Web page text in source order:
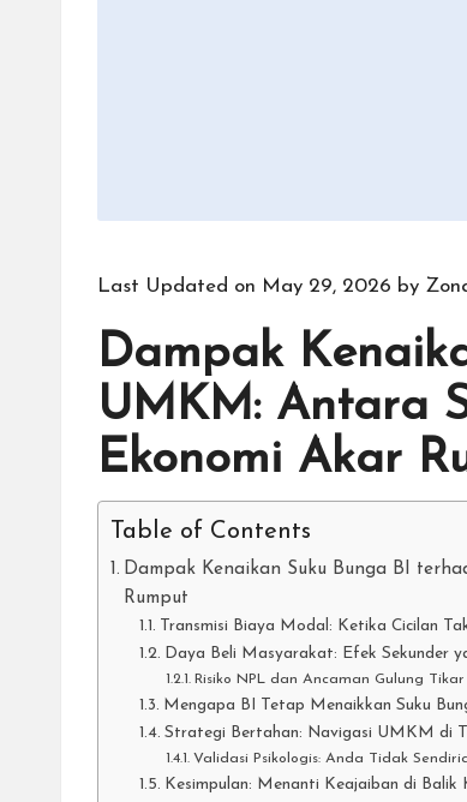
Last Updated on May 29, 2026 by
Dampak
UMKM: Antara
Ekonomi Akar
Table of Contents
Dampak Kenaikan Suku Bunga BI
Rumput
Transmisi Biaya Modal: Ketika Cicilan
Daya Beli Masyarakat: Efek Sekunder
Risiko NPL dan Ancaman Gulung Tikar
Mengapa BI Tetap Menaikkan Suku
Strategi Bertahan: Navigasi UMKM di
Validasi Psikologis: Anda Tidak
Kesimpulan: Menanti Keajaiban di Balik